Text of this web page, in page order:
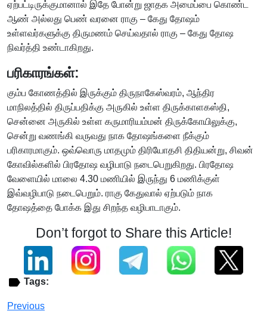
ஏற்பட்டிருக்குமானால் இதே போன்று ஜாதக அமைப்பை கொண்ட
ஆண் அல்லது பெண் வரனை ராகு – கேது தோஷம்
உள்ளவர்களுக்கு திருமணம் செய்வதால் ராகு – கேது தோஷ
நிவர்த்தி உண்டாகிறது.
பரிகாரங்கள்:
கும்ப கோணத்தில் இருக்கும் திருநாகேஸ்வரம், ஆந்திர
மாநிலத்தில் திருப்பதிக்கு அருகில் உள்ள திருக்காளகஸ்தி,
சென்னை அருகில் உள்ள கருமாரியம்மன் திருக்கோயிலுக்கு,
சென்று வணங்கி வருவது நாக தோஷங்களை நீக்கும்
பரிகாரமாகும். ஒவ்வொரு மாதமும் திரியோதசி திதியன்று, சிவன்
கோவில்களில் பிரதோஷ வழிபாடு நடைபெறுகிறது. பிரதோஷ
வேளையில் மாலை 4.30 மணியில் இருந்து 6 மணிக்குள்
இவ்வழிபாடு நடைபெறும். ராகு கேதுவால் ஏற்படும் நாக
தோஷத்தை போக்க இது சிறந்த வழிபாடாகும்.
Don’t forgot to Share this Article!
Tags:
Previous